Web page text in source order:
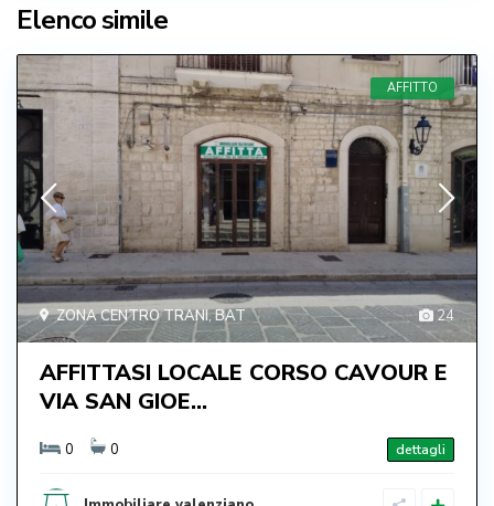
Elenco simile
24
ZONA CENTRO TRANI,BAT
AFFITTO
AFFITTASI LOCALE CORSO CAVOUR E
VIA SAN GIOE...
0 0 dettagli